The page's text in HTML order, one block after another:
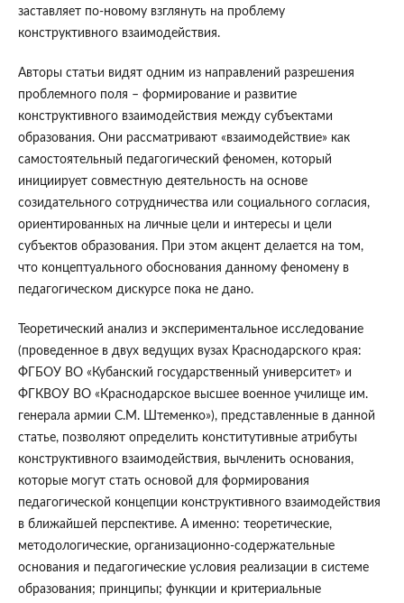
заставляет по-новому взглянуть на проблему
конструктивного взаимодействия.
Авторы статьи видят одним из направлений разрешения
проблемного поля – формирование и развитие
конструктивного взаимодействия между субъектами
образования. Они рассматривают «взаимодействие» как
самостоятельный педагогический феномен, который
инициирует совместную деятельность на основе
созидательного сотрудничества или социального согласия,
ориентированных на личные цели и интересы и цели
субъектов образования. При этом акцент делается на том,
что концептуального обоснования данному феномену в
педагогическом дискурсе пока не дано.
Теоретический анализ и экспериментальное исследование
(проведенное в двух ведущих вузах Краснодарского края:
ФГБОУ ВО «Кубанский государственный университет» и
ФГКВОУ ВО «Краснодарское высшее военное училище им.
генерала армии С.М. Штеменко»), представленные в данной
статье, позволяют определить конститутивные атрибуты
конструктивного взаимодействия, вычленить основания,
которые могут стать основой для формирования
педагогической концепции конструктивного взаимодействия
в ближайшей перспективе. А именно: теоретические,
методологические, организационно-содержательные
основания и педагогические условия реализации в системе
образования; принципы; функции и критериальные